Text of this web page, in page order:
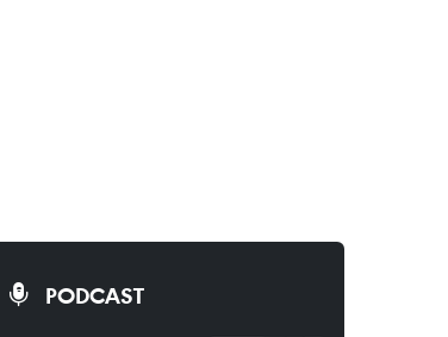
PODCAST